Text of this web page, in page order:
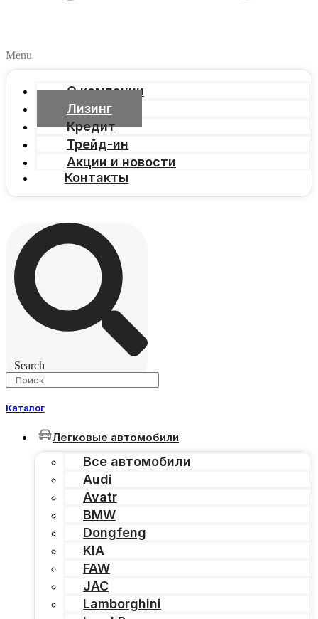
Menu
О компании
Лизинг
Кредит
Трейд-ин
Акции и новости
Контакты
Search
Каталог
Легковые автомобили
Все автомобили
Audi
Avatr
BMW
Dongfeng
KIA
FAW
JAC
Lamborghini